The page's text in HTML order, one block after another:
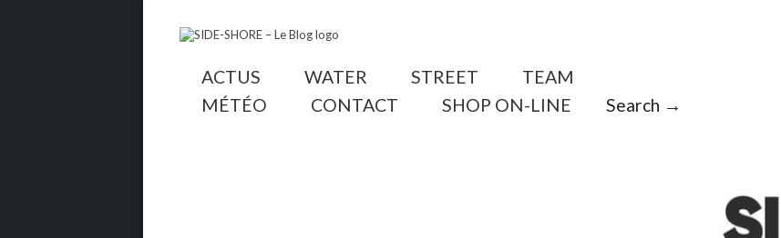
ACTUS WATER STREET
TEAM
MÉTÉO
CONTACT SHOP ON-LINE Search →